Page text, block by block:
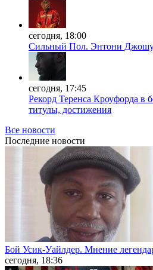
сегодня, 18:00
Сильный Пол. Энтони
сегодня, 17:45
Рекорд Теренса Кроуфорда в
титулы, достижения
Все новости
Последние новости
Бой Усик-Уайлдер. Мнение
сегодня, 18:36